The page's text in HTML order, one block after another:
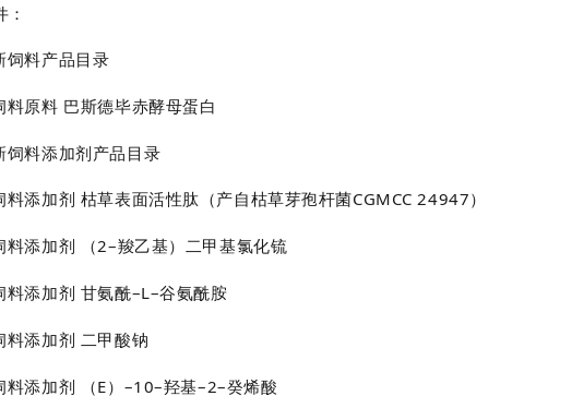
饲料产品目录
料原料 巴斯德毕赤酵母蛋白
饲料添加剂产品目录
料添加剂 枯草表面活性肽 （产自枯草芽孢杆菌CGMCC 24947）
料添加剂 （2–羧乙基）二甲基氯化锍
料添加剂 甘氨酰–L–谷氨酰胺
料添加剂 二甲酸钠
料添加剂 （E） –10–羟基–2–癸烯酸